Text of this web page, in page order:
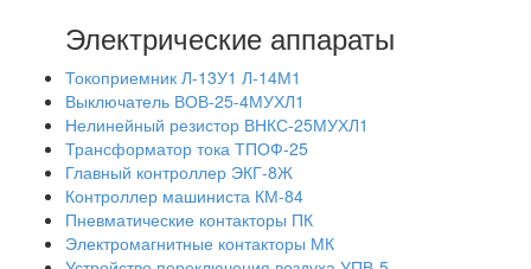
Электрические аппараты
Токоприемник Л-13У1 Л-14М1
Выключатель ВОВ-25-4МУХЛ1
Нелинейный резистор ВНКС-25МУХЛ1
Трансформатор тока ТПОФ-25
Главный контроллер ЭКГ-8Ж
Контроллер машиниста КМ-84
Пневматические контакторы ПК
Электромагнитные контакторы МК